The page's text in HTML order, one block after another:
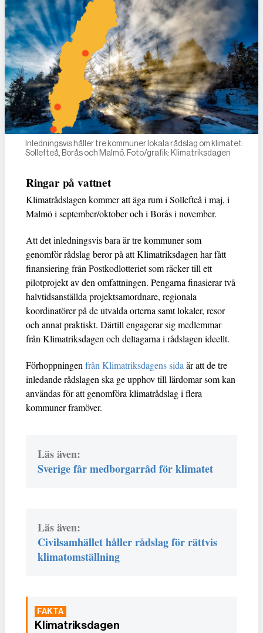
Inledningsvis håller tre kommuner lokala rådslag om klimatet:
Sollefteå, Borås och Malmö. Foto/grafik: Klimatriksdagen
Ringar på vattnet
Klimatrådslagen kommer att äga rum i Sollefteå i maj, i
Malmö i september/oktober och i Borås i november.
Att det inledningsvis bara är tre kommuner som
genomför rådslag beror på att Klimatriksdagen har fått
finansiering från Postkodlotteriet som räcker till ett
pilotprojekt av den omfattningen. Pengarna finasierar två
halvtidsanställda projektsamordnare, regionala
koordinatörer på de utvalda orterna samt lokaler, resor
och annat praktiskt. Därtill engagerar sig medlemmar
från Klimatriksdagen och deltagarna i rådslagen ideellt.
Förhoppningen från Klimatriksdagens sida är att de tre
inledande rådslagen ska ge upphov till lärdomar som kan
användas för att genomföra klimatrådslag i flera
kommuner framöver.
Läs även:
Sverige får medborgarråd för klimatet
Läs även:
Civilsamhället håller rådslag för rättvis
klimatomställning
Klimatriksdagen